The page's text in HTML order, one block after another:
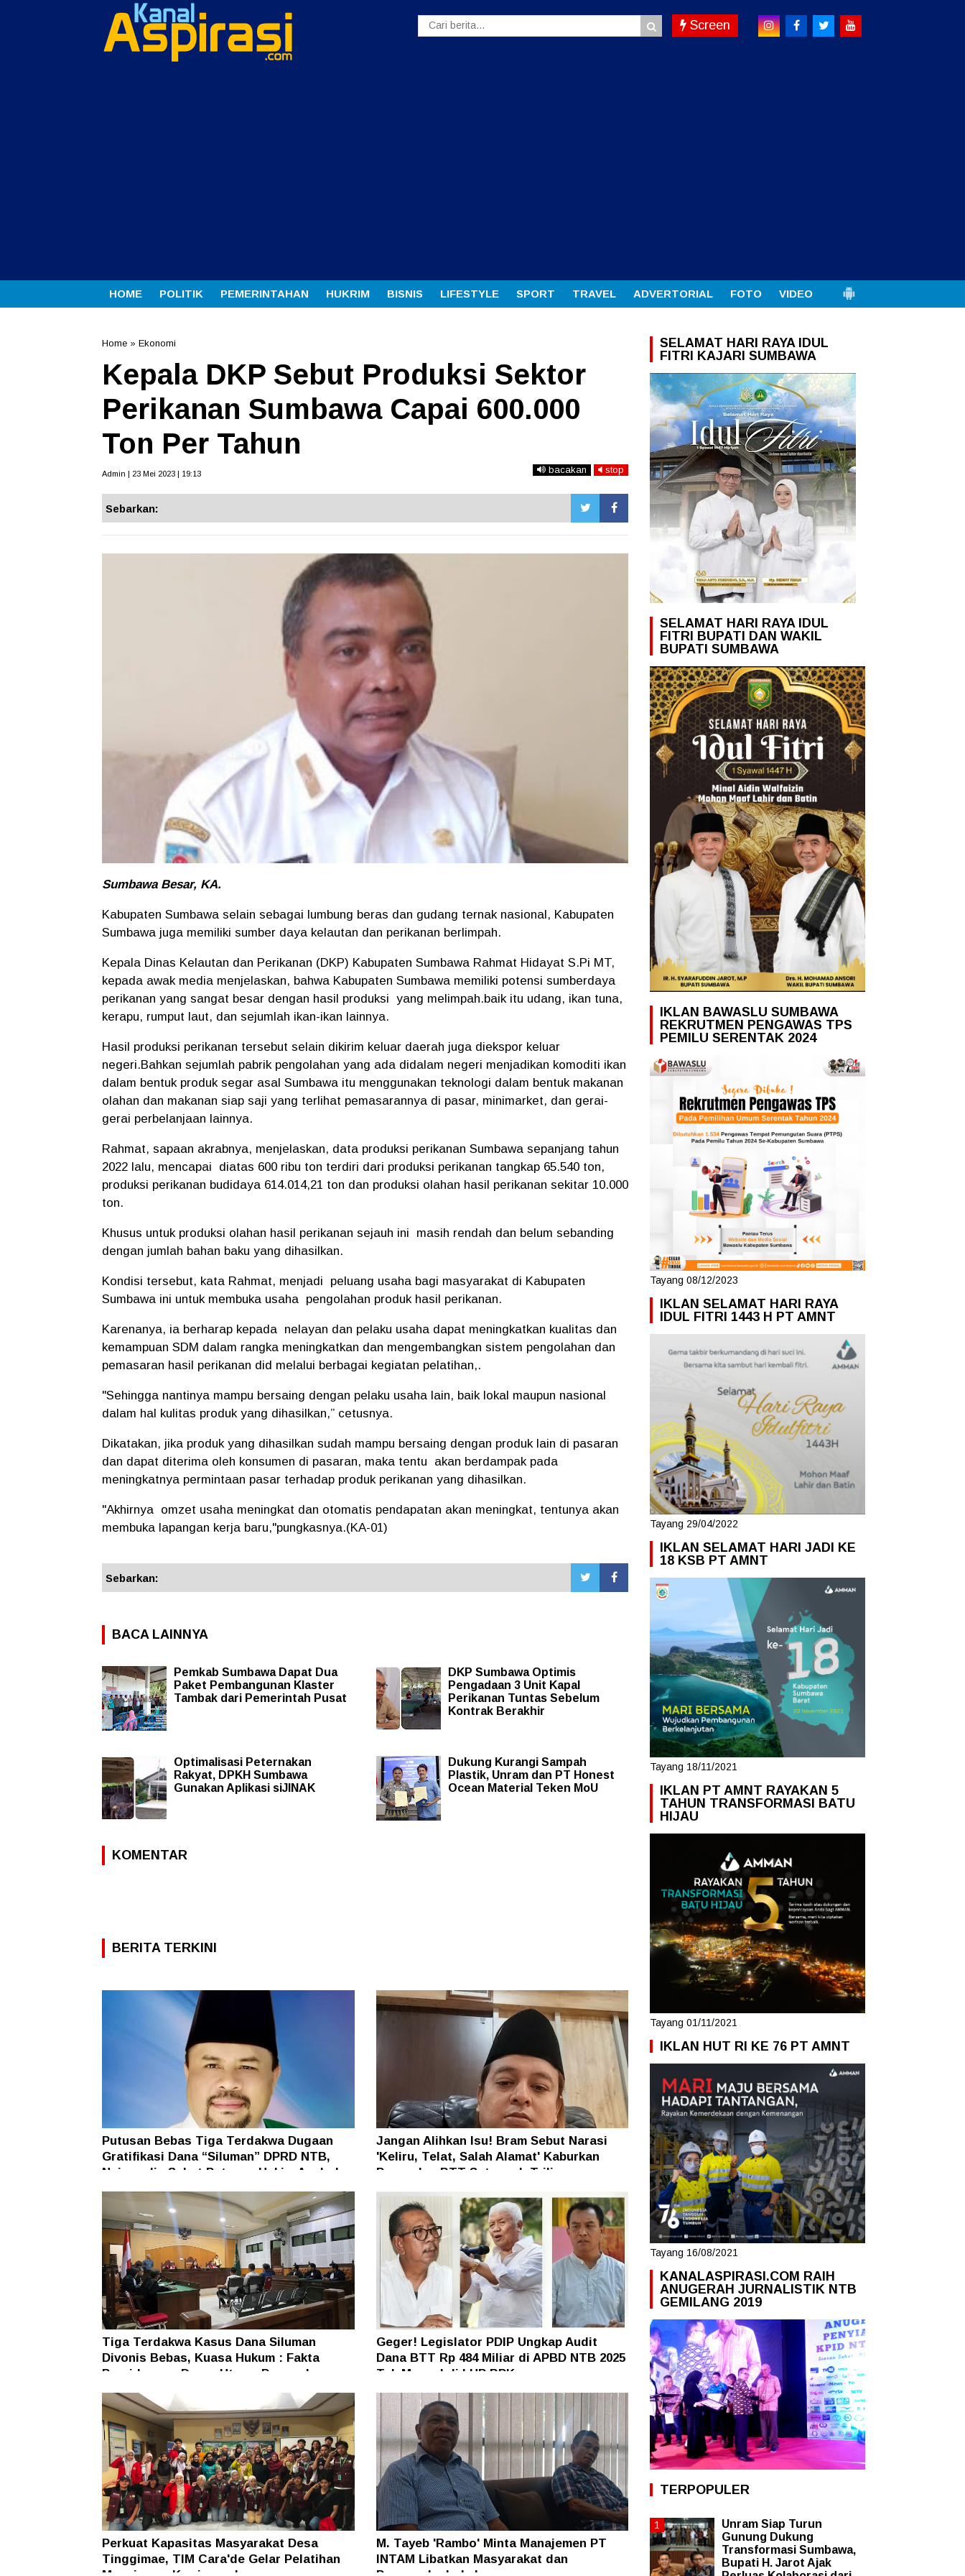
Screen
HOME POLITIK PEMERINTAHAN HUKRIM BISNIS LIFESTYLE SPORT TRAVEL ADVERTORIAL FOTO VIDEO
Home » Ekonomi
Kepala DKP Sebut Produksi Sektor
Perikanan Sumbawa Capai 600.000
Ton Per Tahun
Admin | 23 Mei 2023 | 19:13 bacakan stop
Sebarkan:
Sumbawa Besar, KA.
Kabupaten Sumbawa selain sebagai lumbung beras dan gudang ternak nasional, Kabupaten
Sumbawa juga memiliki sumber daya kelautan dan perikanan berlimpah.
Kepala Dinas Kelautan dan Perikanan (DKP) Kabupaten Sumbawa Rahmat Hidayat S.Pi MT,
kepada awak media menjelaskan, bahwa Kabupaten Sumbawa memiliki potensi sumberdaya
perikanan yang sangat besar dengan hasil produksi yang melimpah.baik itu udang, ikan tuna,
kerapu, rumput laut, dan sejumlah ikan-ikan lainnya.
Hasil produksi perikanan tersebut selain dikirim keluar daerah juga diekspor keluar
negeri.Bahkan sejumlah pabrik pengolahan yang ada didalam negeri menjadikan komoditi ikan
dalam bentuk produk segar asal Sumbawa itu menggunakan teknologi dalam bentuk makanan
olahan dan makanan siap saji yang terlihat pemasarannya di pasar, minimarket, dan gerai-
gerai perbelanjaan lainnya.
Rahmat, sapaan akrabnya, menjelaskan, data produksi perikanan Sumbawa sepanjang tahun
2022 lalu, mencapai diatas 600 ribu ton terdiri dari produksi perikanan tangkap 65.540 ton,
produksi perikanan budidaya 614.014,21 ton dan produksi olahan hasil perikanan sekitar 10.000
ton.
Khusus untuk produksi olahan hasil perikanan sejauh ini masih rendah dan belum sebanding
dengan jumlah bahan baku yang dihasilkan.
Kondisi tersebut, kata Rahmat, menjadi peluang usaha bagi masyarakat di Kabupaten
Sumbawa ini untuk membuka usaha pengolahan produk hasil perikanan.
Karenanya, ia berharap kepada nelayan dan pelaku usaha dapat meningkatkan kualitas dan
kemampuan SDM dalam rangka meningkatkan dan mengembangkan sistem pengolahan dan
pemasaran hasil perikanan did melalui berbagai kegiatan pelatihan,.
"Sehingga nantinya mampu bersaing dengan pelaku usaha lain, baik lokal maupun nasional
dalam hal kulitas produk yang dihasilkan,” cetusnya.
Dikatakan, jika produk yang dihasilkan sudah mampu bersaing dengan produk lain di pasaran
dan dapat diterima oleh konsumen di pasaran, maka tentu akan berdampak pada
meningkatnya permintaan pasar terhadap produk perikanan yang dihasilkan.
"Akhirnya omzet usaha meningkat dan otomatis pendapatan akan meningkat, tentunya akan
membuka lapangan kerja baru,"pungkasnya.(KA-01)
Sebarkan:
BACA LAINNYA
Pemkab Sumbawa Dapat Dua
Paket Pembangunan Klaster
Tambak dari Pemerintah Pusat
DKP Sumbawa Optimis
Pengadaan 3 Unit Kapal
Perikanan Tuntas Sebelum
Kontrak Berakhir
Optimalisasi Peternakan
Rakyat, DPKH Sumbawa
Gunakan Aplikasi siJINAK
Dukung Kurangi Sampah
Plastik, Unram dan PT Honest
Ocean Material Teken MoU
KOMENTAR
BERITA TERKINI
Putusan Bebas Tiga Terdakwa Dugaan
Gratifikasi Dana “Siluman” DPRD NTB,
Najamudin Sebut Putusan Hakim Aneh dan
Jangan Alihkan Isu! Bram Sebut Narasi
'Keliru, Telat, Salah Alamat' Kaburkan
Persoalan BTT Setengah Triliun
Tiga Terdakwa Kasus Dana Siluman
Divonis Bebas, Kuasa Hukum : Fakta
Persidangan Dasar Utama Penegakan
Geger! Legislator PDIP Ungkap Audit
Dana BTT Rp 484 Miliar di APBD NTB 2025
Tak Muncul di LHP BPK
Perkuat Kapasitas Masyarakat Desa
Tinggimae, TIM Cara'de Gelar Pelatihan
M. Tayeb 'Rambo' Minta Manajemen PT
INTAM Libatkan Masyarakat dan
SELAMAT HARI RAYA IDUL
FITRI KAJARI SUMBAWA
SELAMAT HARI RAYA IDUL
FITRI BUPATI DAN WAKIL
BUPATI SUMBAWA
IKLAN BAWASLU SUMBAWA
REKRUTMEN PENGAWAS TPS
PEMILU SERENTAK 2024
Tayang 08/12/2023
IKLAN SELAMAT HARI RAYA
IDUL FITRI 1443 H PT AMNT
Tayang 29/04/2022
IKLAN SELAMAT HARI JADI KE
18 KSB PT AMNT
Tayang 18/11/2021
IKLAN PT AMNT RAYAKAN 5
TAHUN TRANSFORMASI BATU
HIJAU
Tayang 01/11/2021
IKLAN HUT RI KE 76 PT AMNT
Tayang 16/08/2021
KANALASPIRASI.COM RAIH
ANUGERAH JURNALISTIK NTB
GEMILANG 2019
TERPOPULER
Unram Siap Turun
Gunung Dukung
Transformasi Sumbawa,
Bupati H. Jarot Ajak